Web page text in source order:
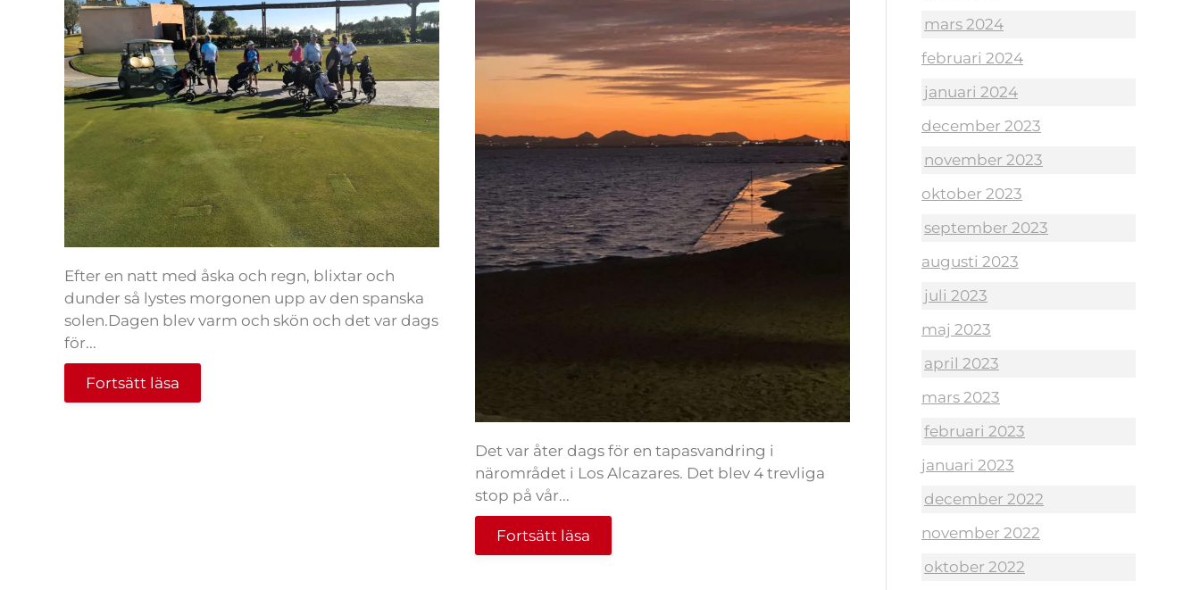
Efter en natt med åska och regn, blixtar och
dunder så lystes morgonen upp av den spanska
solen.Dagen blev varm och skön och det var dags
för...
Fortsätt läsa
Det var åter dags för en tapasvandring i
närområdet i Los Alcazares. Det blev 4 trevliga
stop på vår...
Fortsätt läsa
mars 2024
februari 2024
januari 2024
december 2023
november 2023
oktober 2023
september 2023
augusti 2023
juli 2023
maj 2023
april 2023
mars 2023
februari 2023
januari 2023
december 2022
november 2022
oktober 2022